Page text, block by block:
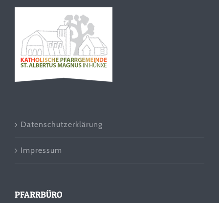
Datenschutzerklärung
Impressum
PFARRBÜRO